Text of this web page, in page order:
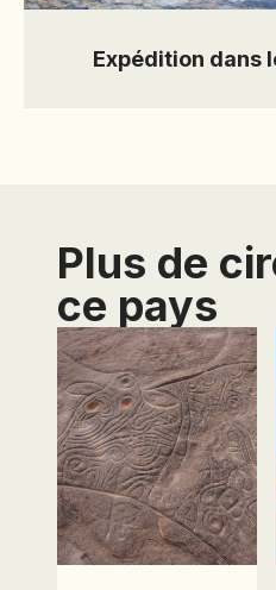
Expédition dans
Plus de
ce pays